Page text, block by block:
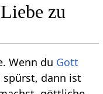
zu
Wenn du Gott
spürst, dann ist